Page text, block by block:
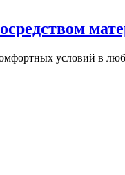
условий в